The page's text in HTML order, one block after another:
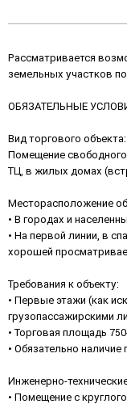
Рассматривается
земельных участков
ОБЯЗАТЕЛЬНЫЕ
Вид торгового объекта:
Помещение
ТЦ, в жилых домах
Месторасположение
• В городах и
• На первой линии, в
хорошей
Требования к объекту:
• Первые этажи (как
грузопассажирскими
• Торговая площадь
• Обязательно
Инженерно-
• Помещение с